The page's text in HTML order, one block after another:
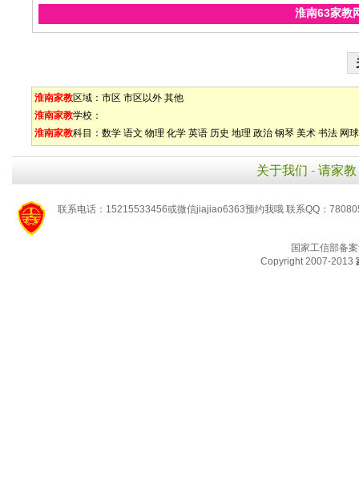
淮南63家教
淮南家教区域： 市区 市区以外 其他
淮南家教学校：
淮南家教科目： 数学 语文 物理 化学 英语 历史 地理 政治 钢琴 美术 书法 网球
关于我们 - 请家教
联系电话：15215533456或微信jiajiao6363预约我哦 联系QQ：
国家工信部备
Copyright 2007-2013